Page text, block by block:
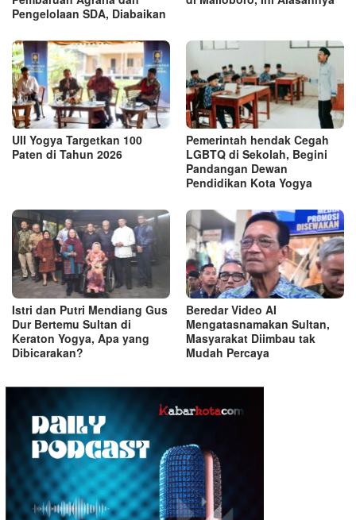
Pengelolaan SDA, Diabaikan
UII Yogya Targetkan 100
Paten di Tahun 2026
Pemerintah hendak Cegah
LGBTQ di Sekolah, Begini
Pandangan Dewan
Pendidikan Kota Yogya
Istri dan Putri Mendiang Gus
Dur Bertemu Sultan di
Keraton Yogya, Apa yang
Dibicarakan?
Beredar Video AI
Mengatasnamakan Sultan,
Masyarakat Diimbau tak
Mudah Percaya